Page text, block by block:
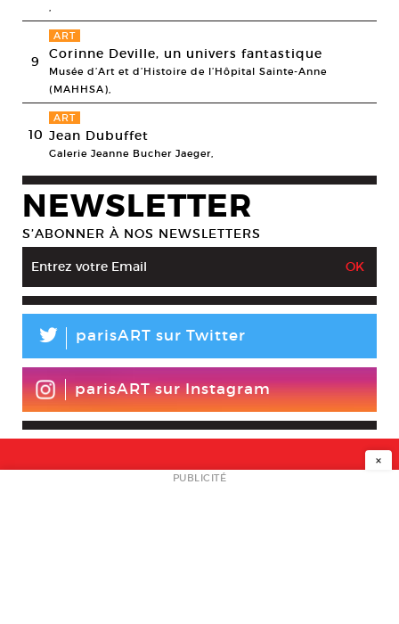
,
9
ART
Corinne Deville, un univers fantastique
Musée d’Art et d’Histoire de l’Hôpital Sainte-Anne
(MAHHSA),
10
ART
Jean Dubuffet
Galerie Jeanne Bucher Jaeger,
NEWSLETTER
S’ABONNER À NOS NEWSLETTERS
L parisART sur Twitter
parisART sur Instagram
NEWSLETTER
×
PUBLICITÉ